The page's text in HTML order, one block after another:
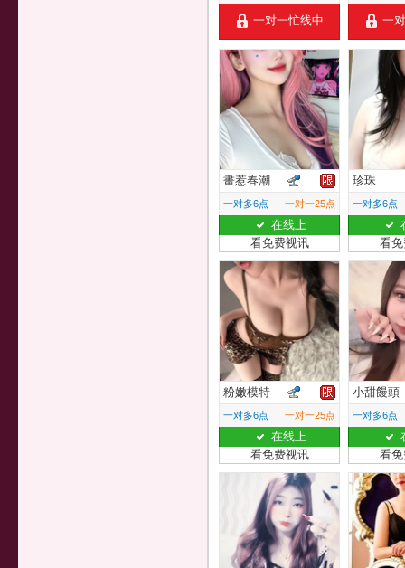
一对一忙线中 一
畫惹春潮
一对多6点 一对一25点
在线上
看免费视讯
珍珠
一对多6点
看
粉嫩模特
一对多6点 一对一25点
在线上
看免费视讯
小甜饅頭
一对多6点
看